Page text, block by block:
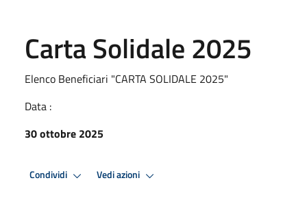
Carta Solidale 2025
Elenco Beneficiari "CARTA SOLIDALE 2025"
Data :
30 ottobre 2025
Condividi Vedi azioni